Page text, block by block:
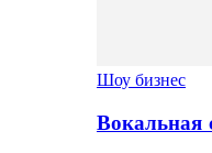
Шоу бизнес
Вокальная